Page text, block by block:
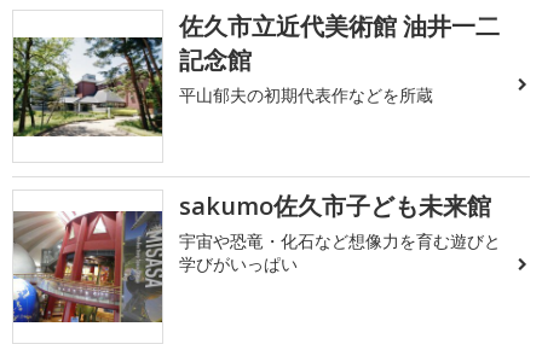
佐久市立近代美術館 油井一二
記念館
平山郁夫の初期代表作などを所蔵
sakumo佐久市子ども未来館
宇宙や恐竜・化石など想像力を育む遊びと
学びがいっぱい